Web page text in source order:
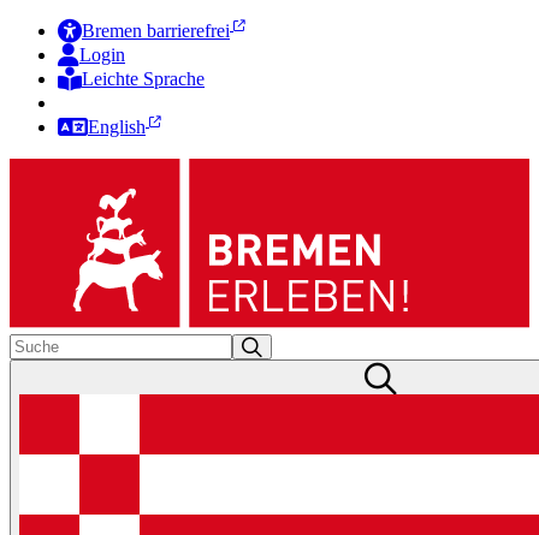
Bremen barrierefrei
Login
Leichte Sprache
English